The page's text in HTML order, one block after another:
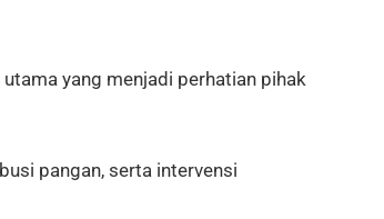
yang menjadi perhatian pihak
pangan, serta intervensi